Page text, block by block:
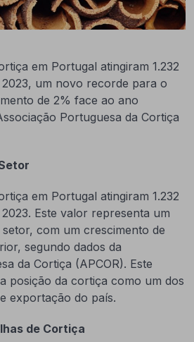
em Portugal atingiram 1.232
um novo recorde para o
de 2% face ao ano
Portuguesa da Cortiça
em Portugal atingiram 1.232
Este valor representa um
com um crescimento de
segundo dados da
da Cortiça (APCOR). Este
posição da cortiça como um dos
exportação do país.
de Cortiça